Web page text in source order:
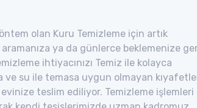
olan Kuru Temizleme için artık
ya da günlerce beklemenize
ihtiyacınızı Temiz ile kolayca
ve su ile temasa uygun olmayan
teslim ediliyor. Temizleme işlemleri